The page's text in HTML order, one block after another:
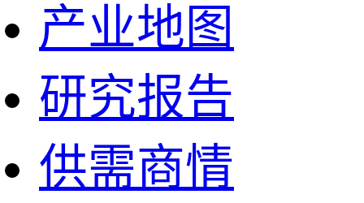
产业地图
研究报告
供需商情